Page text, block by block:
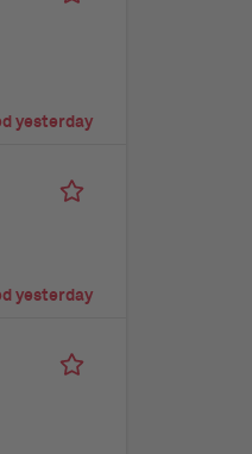
yesterday
yesterday